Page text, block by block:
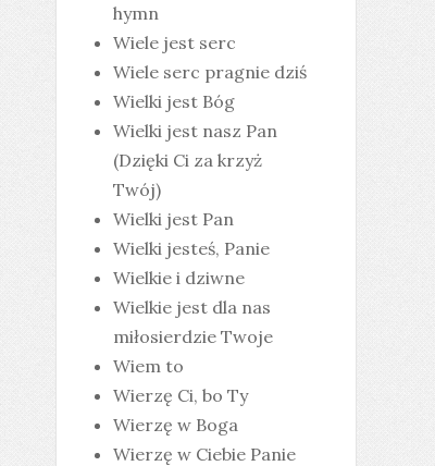
hymn
Wiele jest serc
Wiele serc pragnie dziś
Wielki jest Bóg
Wielki jest nasz Pan
(Dzięki Ci za krzyż
Twój)
Wielki jest Pan
Wielki jesteś, Panie
Wielkie i dziwne
Wielkie jest dla nas
miłosierdzie Twoje
Wiem to
Wierzę Ci, bo Ty
Wierzę w Boga
Wierzę w Ciebie Panie